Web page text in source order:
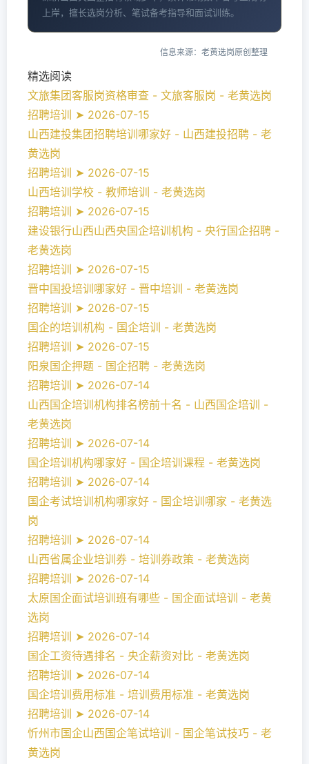
上岸，擅长选岗分析、笔试备考指导和面试训练。
信息来源：老黄选岗原创整理
精选阅读
文旅集团客服岗资格审查 - 文旅客服岗 - 老黄选岗
招聘培训 ➤ 2026-07-15
山西建投集团招聘培训哪家好 - 山西建投招聘 - 老
黄选岗
招聘培训 ➤ 2026-07-15
山西培训学校 - 教师培训 - 老黄选岗
招聘培训 ➤ 2026-07-15
建设银行山西山西央国企培训机构 - 央行国企招聘 -
老黄选岗
招聘培训 ➤ 2026-07-15
晋中国投培训哪家好 - 晋中培训 - 老黄选岗
招聘培训 ➤ 2026-07-15
国企的培训机构 - 国企培训 - 老黄选岗
招聘培训 ➤ 2026-07-15
阳泉国企押题 - 国企招聘 - 老黄选岗
招聘培训 ➤ 2026-07-14
山西国企培训机构排名榜前十名 - 山西国企培训 -
老黄选岗
招聘培训 ➤ 2026-07-14
国企培训机构哪家好 - 国企培训课程 - 老黄选岗
招聘培训 ➤ 2026-07-14
国企考试培训机构哪家好 - 国企培训哪家 - 老黄选
岗
招聘培训 ➤ 2026-07-14
山西省属企业培训券 - 培训券政策 - 老黄选岗
招聘培训 ➤ 2026-07-14
太原国企面试培训班有哪些 - 国企面试培训 - 老黄
选岗
招聘培训 ➤ 2026-07-14
国企工资待遇排名 - 央企薪资对比 - 老黄选岗
招聘培训 ➤ 2026-07-14
国企培训费用标准 - 培训费用标准 - 老黄选岗
招聘培训 ➤ 2026-07-14
忻州市国企山西国企笔试培训 - 国企笔试技巧 - 老
黄选岗